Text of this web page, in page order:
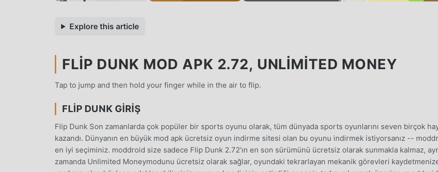
Explore this article
FLIP DUNK MOD APK 2.72, UNLIMITED MONEY
Tap to jump and then hold your finger while in the air to flip.
FLIP DUNK GIRIŞ
Flip Dunk Son zamanlarda çok popüler bir sports oyunu olarak, tüm dünyada sports oyunlarını seven birçok
kazandı. Dünyanın en büyük mod apk ücretsiz oyun indirme sitesi olan bu oyunu indirmek istiyorsanız --
en iyi seçiminiz. moddroid size sadece Flip Dunk 2.72'ın en son sürümünü ücretsiz olarak sunmakla kalmaz,
zamanda Unlimited Moneymodunu ücretsiz olarak sağlar, oyundaki tekrarlayan mekanik görevleri